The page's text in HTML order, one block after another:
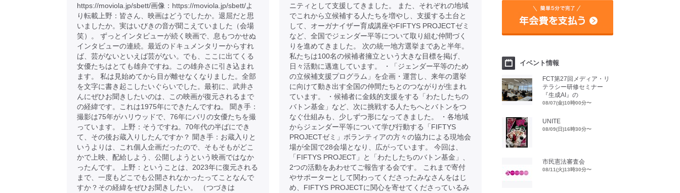
https://moviola.jp/sbett/画像：https://moviola.jp/sbett/よ
り転載上野：皆さん、映画はどうでしたか。退屈だと思
いましたか。実はいびきの音が聞こえていました（会場
笑）。 ずっとインタビューが続く映画で、息もつかせぬ
インタビューの連続。最近のドキュメンタリーからすれ
ば、芸がないといえば芸がない。でも、ここに出てくる
女優たちはとても雄弁ですね。この雄弁さに引き込まれ
ます。 私は見始めてから目が離せなくなりました。全部
を文字に書き起こしたいぐらいでした。最初に、武井さ
んにぜひお聞きしたいのは、この映画が復元されるまで
の経緯です。これは1975年にできたんですね。 聞き手：
撮影は75年がハリウッドで、76年にパリの女優たちを撮
っています。 上野：そうですね。70年代の半ばにでき
て、その後お蔵入りしたんですか？ 聞き手：お蔵入りと
いうよりは、これ個人企画だったので、そもそもがどこ
かで上映、配給しよう、公開しようという映画ではなか
ったんです。 上野：ということは、2023年に復元される
まで、一度もどこでも公開されなかったってことなんで
すか？その経緯をぜひお聞きしたい。 （つづきは
ニティとして支援してきました。 また、それぞれの地域
でこれから立候補する人たちを増やし、支援する土台と
して、オーガナイザー育成講座やFIFTYS PROJECTゼミ
など、全国でジェンダー平等について取り組む仲間づく
りを進めてきました。 次の統一地方選挙まであと半年。
私たちは100名の候補者擁立という大きな目標を掲げ、
日々活動に邁進しています。 ・「ジェンダー平等のため
の立候補支援プログラム」を企画・運営し、来年の選挙
に向けて動き出す全国の仲間たちとのつながりが生まれ
ています。 ・候補者に金銭的支援をする「わたしたちの
バトン基金」など、次に挑戦する人たちへとバトンをつ
なぐ仕組みも、少しずつ形になってきました。 ・各地域
からジェンダー平等について学び行動する「FIFTYS
PROJECTゼミ」ボランティアの方々の協力による現地会
場が全国で28会場となり、広がっています。 今回は、
「FIFTYS PROJECT」と「わたしたちのバトン基金」、
2つの活動をあわせてご報告する会です。 これまで寄付
やサポーターとして関わってくださったみなさんをはじ
め、FIFTYS PROJECTに関心を寄せてくださっているみ
イベント情報
FCT第27回メディア・リ
テラシー研修セミナー
『生成AI』の
08/07(金)10時00分〜
UNITE
08/09(日)16時30分〜
市民憲法審査会
08/11(火)13時30分〜